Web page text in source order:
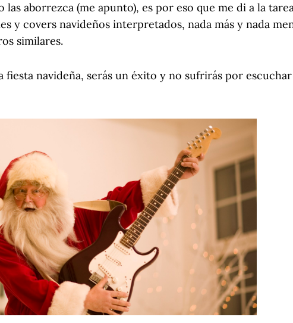
las aborrezca (me apunto), es por eso que me di a la
y covers navideños interpretados, nada más y nada
similares.
fiesta navideña, serás un éxito y no sufrirás por